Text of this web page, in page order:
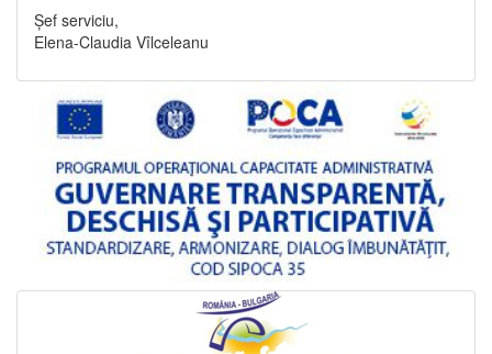
Șef serviciu,
Elena-Claudia Vîlceleanu